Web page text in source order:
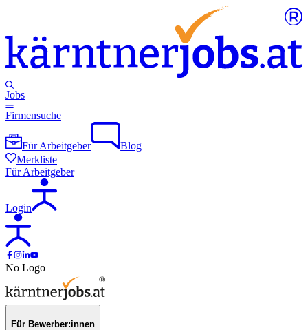
Jobs
Firmensuche
Für Arbeitgeber
Blog
Merkliste
Für Arbeitgeber
Login
No Logo
Für Bewerber:innen